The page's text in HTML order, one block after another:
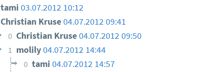
tami03.07.2012 10:12
Christian Kruse04.07.2012 09:41
0 Christian Kruse04.07.2012 09:50
1 molily04.07.2012 14:44
0 tami 04.07.2012 14:57